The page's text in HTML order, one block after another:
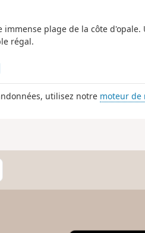
plage de la côte d'opale.
régal.
utilisez notre moteur de